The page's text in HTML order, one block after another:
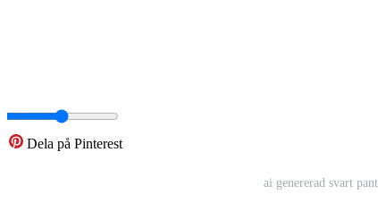
Dela på Pinterest
ai genererad svart